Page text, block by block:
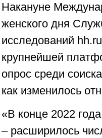
Накануне
женского дня
исследований
крупнейшей
опрос среди
как изменилось
«В конце 2022
– расширилось